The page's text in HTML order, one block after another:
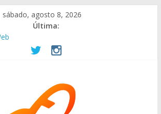
sábado, agosto 8, 2026
Última:
asociaciones-beneficas
de Internet es fundamental para tu
una buena agencia de Branding?